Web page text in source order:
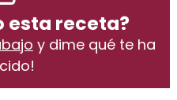
esta receta?
y dime qué te ha